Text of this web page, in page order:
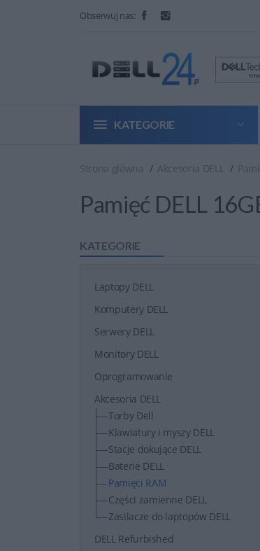
Obserwuj nas:
KATEGORIE
Strona główna Akcesoria DELL
Pamięć DELL
KATEGORIE
Laptopy DELL
Komputery DELL
Serwery DELL
Monitory DELL
Oprogramowanie
Akcesoria DELL
Torby Dell
Klawiatury i myszy DELL
Stacje dokujące DELL
Baterie DELL
Pamięci RAM
Części zamienne DELL
Zasilacze do laptopów DELL
DELL Refurbished